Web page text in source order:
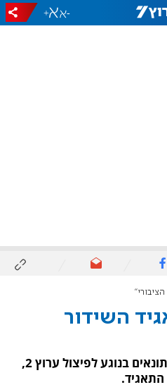
-
+
השידור
שר התקשורת כינס מסיבת עיתונאים בנוגע לפיצול ערוץ 2,